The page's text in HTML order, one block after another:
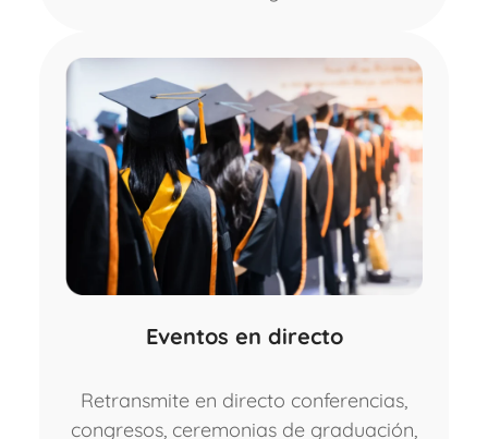
Eventos en directo
Retransmite en directo conferencias,
congresos, ceremonias de graduación,